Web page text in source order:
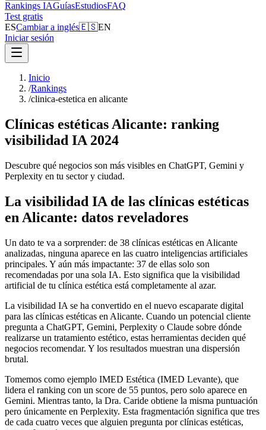
Rankings IAGuíasEstudiosFAQ
Test gratis
ESCambiar a inglés🇪🇸EN
Iniciar sesión
Inicio
/Rankings
/clinica-estetica en alicante
Clínicas estéticas Alicante: ranking
visibilidad IA 2024
Descubre qué negocios son más visibles en ChatGPT, Gemini y
Perplexity en tu sector y ciudad.
La visibilidad IA de las clínicas estéticas
en Alicante: datos reveladores
Un dato te va a sorprender: de 38 clínicas estéticas en Alicante
analizadas, ninguna aparece en las cuatro inteligencias artificiales
principales. Y aún más impactante: 37 de ellas solo son
recomendadas por una sola IA. Esto significa que la visibilidad
artificial de tu clínica estética está completamente al azar.
La visibilidad IA se ha convertido en el nuevo escaparate digital
para las clínicas estéticas en Alicante. Cuando un potencial cliente
pregunta a ChatGPT, Gemini, Perplexity o Claude sobre dónde
realizarse un tratamiento estético, estas herramientas deciden qué
negocios recomendar. Y los resultados muestran una dispersión
brutal.
Tomemos como ejemplo IMED Estética (IMED Levante), que
lidera el ranking con un score de 55 puntos, pero solo aparece en
Gemini. Mientras tanto, la Dra. Caride obtiene la misma puntuación
pero únicamente en Perplexity. Esta fragmentación significa que tres
de cada cuatro veces que alguien pregunta por clínicas estéticas,